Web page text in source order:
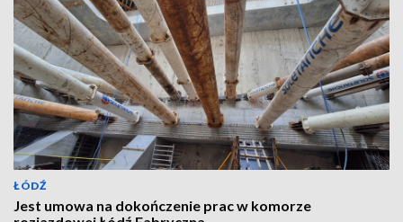
ŁÓDŹ
Jest umowa na dokończenie prac w komorze